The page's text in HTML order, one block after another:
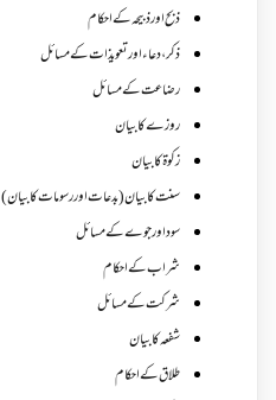
ذبح اور ذبیحہ کے احکام
ذکر،دعاء اور تعویذات کے مسائل
رضاعت کے مسائل
روزے کا بیان
زکوة کابیان
سنت کا بیان (بدعات اور رسومات کا بیان)
سود اور جوے کے مسائل
شراب کے احکام
شرکت کے مسائل
شفعہ کا بیان
طلاق کے احکام